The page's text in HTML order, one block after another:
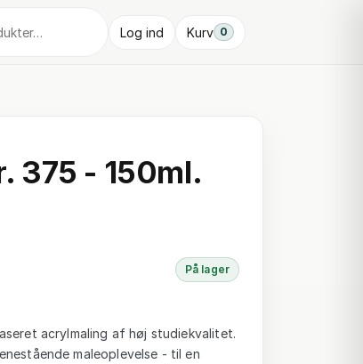
Log ind Kurv 0
375 - 150ml.
På lager
acrylmaling af høj studiekvalitet.
maleoplevelse - til en